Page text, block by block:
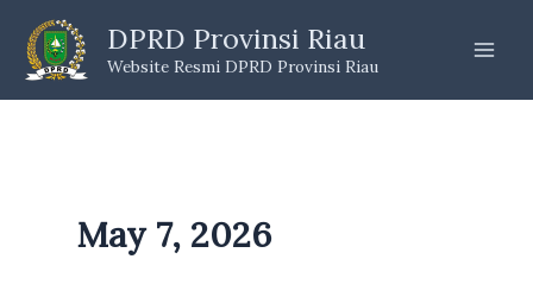
content
DPRD Provinsi Riau
Website Resmi DPRD Provinsi Riau
May 7, 2026